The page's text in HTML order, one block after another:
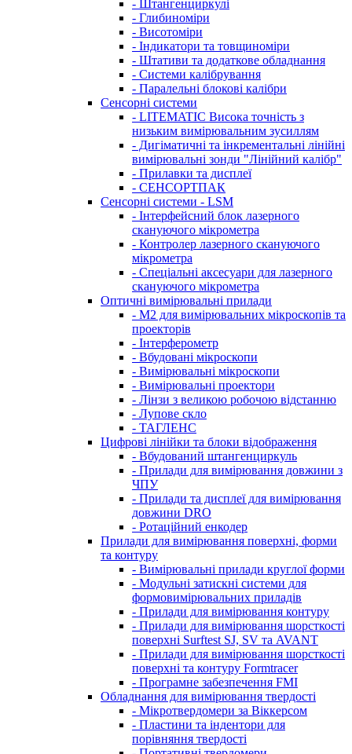
- Штангенциркулі
- Глибиноміри
- Висотоміри
- Індикатори та товщиноміри
- Штативи та додаткове обладнання
- Системи калібрування
- Паралельні блокові калібри
Сенсорні системи
- LITEMATIC Висока точність з
низьким вимірювальним зусиллям
- Дигіматичні та інкрементальні лінійні
вимірювальні зонди "Лінійний калібр"
- Прилавки та дисплеї
- СЕНСОРТПАК
Сенсорні системи - LSM
- Інтерфейсний блок лазерного
скануючого мікрометра
- Контролер лазерного скануючого
мікрометра
- Спеціальні аксесуари для лазерного
скануючого мікрометра
Оптичні вимірювальні прилади
- M2 для вимірювальних мікроскопів та
проекторів
- Інтерферометр
- Вбудовані мікроскопи
- Вимірювальні мікроскопи
- Вимірювальні проектори
- Лінзи з великою робочою відстанню
- Лупове скло
- ТАГЛЕНС
Цифрові лінійки та блоки відображення
- Вбудований штангенциркуль
- Прилади для вимірювання довжини з
ЧПУ
- Прилади та дисплеї для вимірювання
довжини DRO
- Ротаційний енкодер
Прилади для вимірювання поверхні, форми
та контуру
- Вимірювальні прилади круглої форми
- Модульні затискні системи для
формовимірювальних приладів
- Прилади для вимірювання контуру
- Прилади для вимірювання шорсткості
поверхні Surftest SJ, SV та AVANT
- Прилади для вимірювання шорсткості
поверхні та контуру Formtracer
- Програмне забезпечення FMI
Обладнання для вимірювання твердості
- Мікротвердомери за Віккерсом
- Пластини та індентори для
порівняння твердості